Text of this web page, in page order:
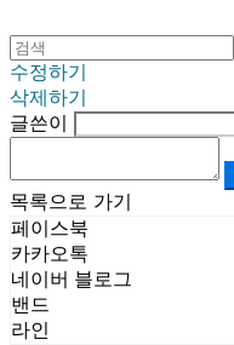
수정하기
삭제하기
글쓴이
목록으로 가기
페이스북
카카오톡
네이버 블로그
밴드
라인